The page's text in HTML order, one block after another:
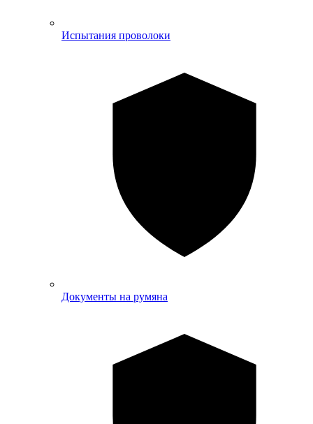
Испытания проволоки
Документы на румяна